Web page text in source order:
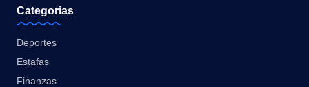
Categorias
Deportes
Estafas
Finanzas